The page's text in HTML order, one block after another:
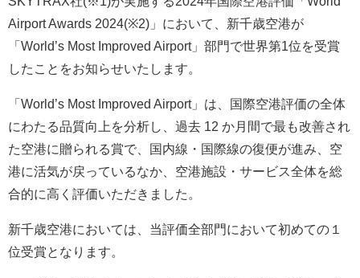
Airport Awards 2024(※2)」において、新千歳空港が
「World’s Most Improved Airport」部門で世界第1位を受賞
したことをお知らせいたします。
「World’s Most Improved Airport」は、国際空港評価の全体
にわたる品質向上を分析し、過去 12 か月間で最も改善され
た空港に贈られる賞で、国内線・国際線の復便が進み、空
港に活気が戻っているなか、空港施設・サービス全体を総
合的に高く評価いただきました。
新千歳空港においては、当評価全部門において初めての１
位受賞となります。